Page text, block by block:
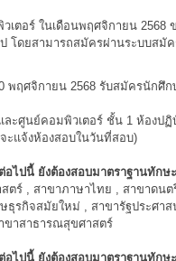
เตอร์ ในเดือนพฤศจิกายน 2568
โดยสามารถสมัครผ่านระบบสมั
พฤศจิกายน 2568 รับสมัครนักศึ
ะศูนย์คอมพิวเตอร์ ชั้น 1 ห้องปฏิ
ะแจ้งห้องสอบในวันที่สอบ)
อไปนี้ ยังต้องสอบมาตราฐานทักษ
ตร์ , สาขาภาษาไทย , สาขาด
รกิจสมัยใหม่ , สาขารัฐประศา
ขาสาธารณสุขศาสตร์
อไปนี้ ยังต้องสอบมาตราฐานทักษ